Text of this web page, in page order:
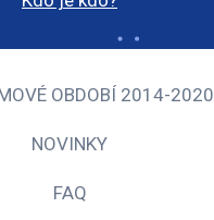
OBDOBÍ 2014-2020
NOVINKY
FAQ